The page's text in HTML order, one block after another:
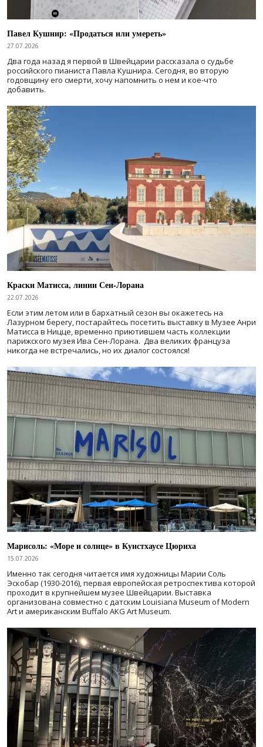
Павел Кушнир: «Продаться или умереть»
27.07.2026
Два года назад я первой в Швейцарии рассказала о судьбе
российского пианиста Павла Кушнира. Сегодня, во вторую
годовщину его смерти, хочу напомнить о нем и кое-что
добавить.
Краски Матисса, линии Сен-Лорана
22.07.2026
Если этим летом или в бархатный сезон вы окажетесь на
Лазурном берегу, постарайтесь посетить выставку в Музее Анри
Матисса в Ницце, временно приютившем часть коллекции
парижского музея Ива Сен-Лорана. Два великих француза
никогда не встречались, но их диалог состоялся!
Марисоль: «Море и солнце» в Кунстхаусе Цюриха
15.07.2026
Именно так сегодня читается имя художницы Марии Соль
Эскобар (1930-2016), первая европейская ретроспектива которой
проходит в крупнейшем музее Швейцарии. Выставка
организована совместно с датским Louisiana Museum of Modern
Art и американским Buffalo AKG Art Museum.